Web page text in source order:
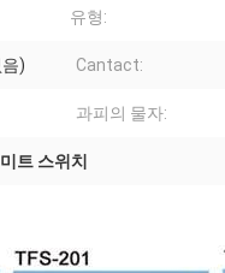
유형:
) Cantact:
과피의 물자:
트 스위치